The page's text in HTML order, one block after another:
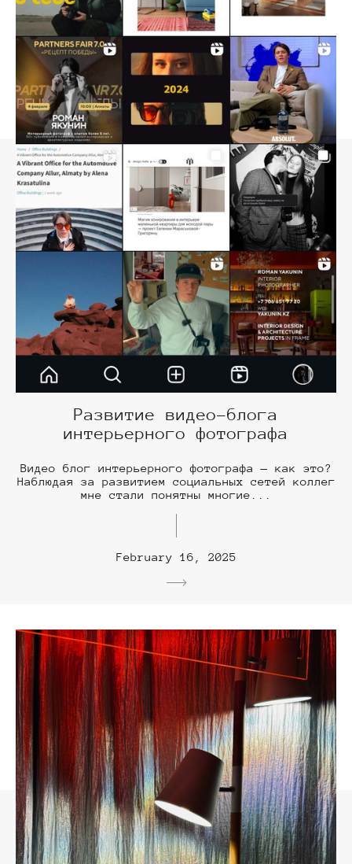
Развитие видео-блога
интерьерного фотографа
Видео блог интерьерного фотографа — как это?
Наблюдая за развитием социальных сетей коллег
мне стали понятны многие...
February 16, 2025